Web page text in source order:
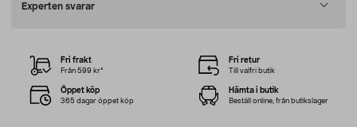
Experten svarar
Fri frakt
Från 599 kr*
Fri retur
Till valfri butik
Öppet köp
365 dagar öppet köp
Hämta i butik
Beställ online, från butikslager